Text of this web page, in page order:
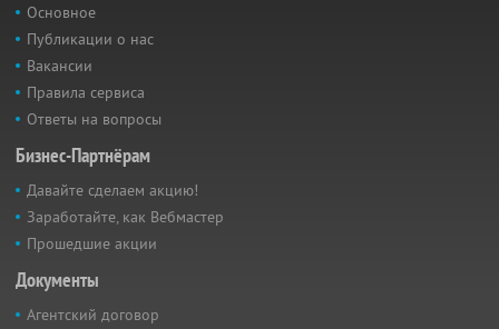
Основное
Публикации о нас
Вакансии
Правила сервиса
Ответы на вопросы
Бизнес-Партнёрам
Давайте сделаем акцию!
Заработайте, как Вебмастер
Прошедшие акции
Документы
Агентский договор